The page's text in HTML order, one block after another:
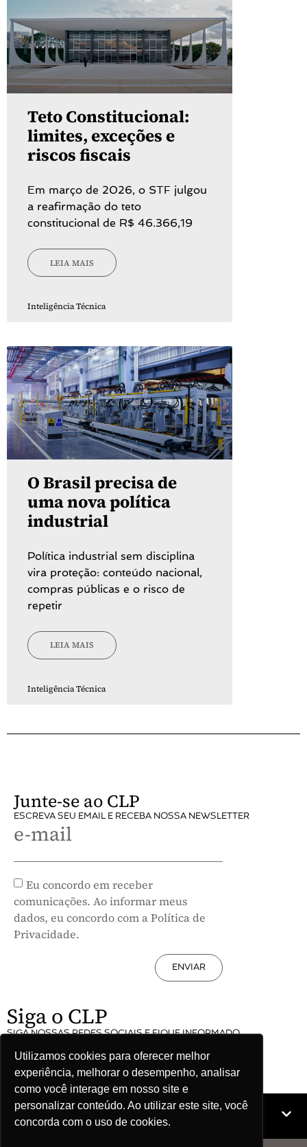
Utilizamos cookies para oferecer melhor
experiência, melhorar o desempenho, analisar
como você interage em nosso site e
personalizar conteúdo. Ao utilizar este site, você
concorda com o uso de cookies.
Teto Constitucional:
limites, exceções e
riscos fiscais
Em março de 2026, o STF julgou
a reafirmação do teto
constitucional de R$ 46.366,19
LEIA MAIS
Inteligência Técnica
O Brasil precisa de
uma nova política
industrial
Política industrial sem disciplina
vira proteção: conteúdo nacional,
compras públicas e o risco de
repetir
LEIA MAIS
Inteligência Técnica
Junte-se ao CLP
ESCREVA SEU EMAIL E RECEBA NOSSA NEWSLETTER
e-mail
Eu concordo em receber
comunicações. Ao informar meus
dados, eu concordo com a Política de
Privacidade.
ENVIAR
Siga o CLP
SIGA NOSSAS REDES SOCIAIS E FIQUE INFORMADO
Mapa do site